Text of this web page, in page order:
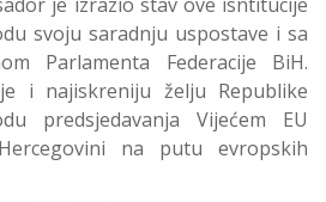
svoju saradnju uspostave i sa
Parlamenta Federacije BiH.
i najiskreniju želju Republike
predsjedavanja Vijećem EU
na putu evropskih